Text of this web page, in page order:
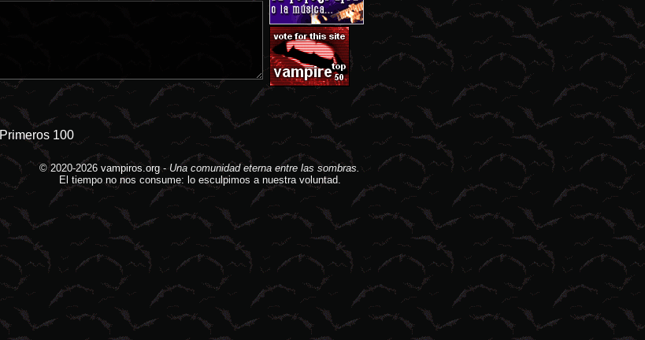
Primeros 100
© 2020-2026 vampiros.org - Una comunidad eterna entre las sombras.
El tiempo no nos consume: lo esculpimos a nuestra voluntad.